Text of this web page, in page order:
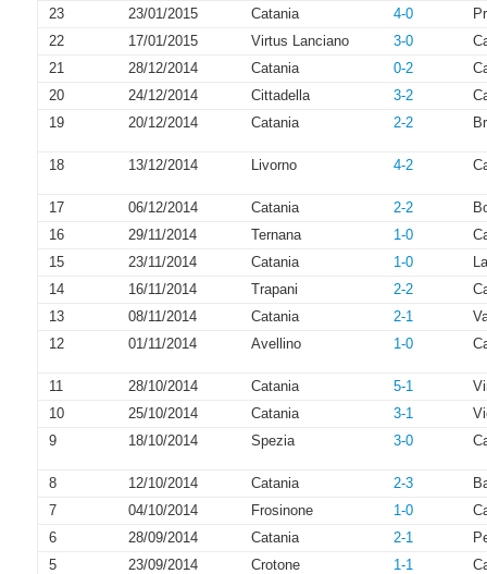
23 23/01/2015 Catania 4-0
22
17/01/2015 Virtus Lanciano 3-0
21
28/12/2014 Catania 0-2
20
24/12/2014 Cittadella 3-2
19
20/12/2014 Catania 2-2
18 13/12/2014 Livorno 4-2
17 06/12/2014 Catania 2-2
16
29/11/2014 Ternana 1-0
15
23/11/2014 Catania 1-0
14
16/11/2014 Trapani 2-2
13
08/11/2014 Catania 2-1
12
01/11/2014 Avellino 1-0
11 28/10/2014 Catania 5-1
10
25/10/2014 Catania 3-1
9
18/10/2014 Spezia 3-0
8 12/10/2014 Catania 2-3
7
04/10/2014 Frosinone 1-0
6
28/09/2014 Catania 2-1
5
23/09/2014 Crotone 1-1